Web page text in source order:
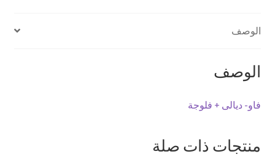
الوصف
الوصف
فاو- ديالى + فلوجة
منتجات ذات صلة